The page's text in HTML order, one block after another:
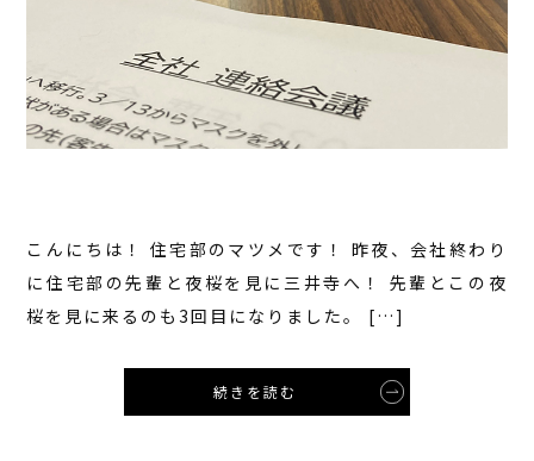
こんにちは！ 住宅部のマツメです！ 昨夜、会社終わり
に住宅部の先輩と夜桜を見に三井寺へ！ 先輩とこの夜
桜を見に来るのも3回目になりました。 […]
続きを読む